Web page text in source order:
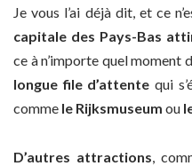
Je vous l’ai déjà dit, et ce
capitale des Pays-Bas
ce à n’importe quel moment
longue file d’attente qui
comme le Rijksmuseum ou
D’autres attractions ,